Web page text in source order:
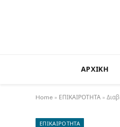
ΑΡΧΙΚΗ
Home » ΕΠΙΚΑΙΡΟΤΗΤΑ »
ΕΠΙΚΑΙΡΟΤΗΤΑ